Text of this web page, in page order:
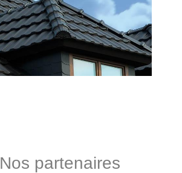
? Pensez à contacter l‘entreprise Nord
Nos partenaires